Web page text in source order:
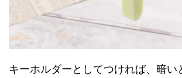
キーホルダーとしてつければ、暗い